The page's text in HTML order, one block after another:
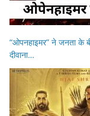
“ओपनहाइमर” ने जनता के
दीवाना…